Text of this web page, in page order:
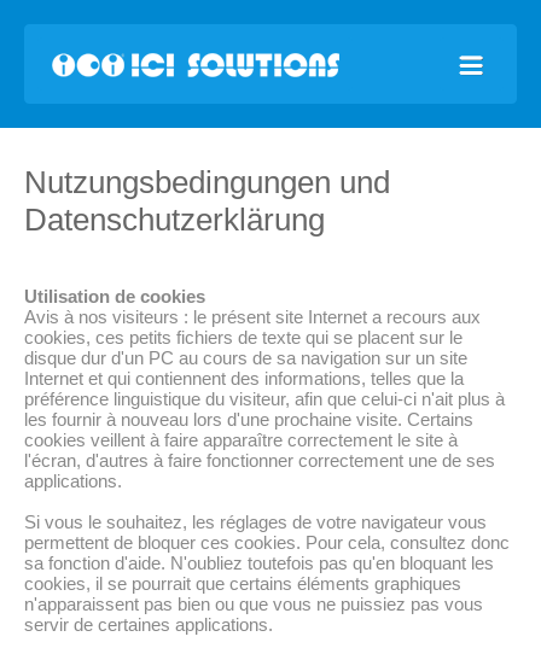
Nutzungsbedingungen und
Datenschutzerklärung
Utilisation de cookies
Avis à nos visiteurs : le présent site Internet a recours aux
cookies, ces petits fichiers de texte qui se placent sur le
disque dur d'un PC au cours de sa navigation sur un site
Internet et qui contiennent des informations, telles que la
préférence linguistique du visiteur, afin que celui-ci n'ait plus à
les fournir à nouveau lors d'une prochaine visite. Certains
cookies veillent à faire apparaître correctement le site à
l'écran, d'autres à faire fonctionner correctement une de ses
applications.
Si vous le souhaitez, les réglages de votre navigateur vous
permettent de bloquer ces cookies. Pour cela, consultez donc
sa fonction d'aide. N'oubliez toutefois pas qu'en bloquant les
cookies, il se pourrait que certains éléments graphiques
n'apparaissent pas bien ou que vous ne puissiez pas vous
servir de certaines applications.